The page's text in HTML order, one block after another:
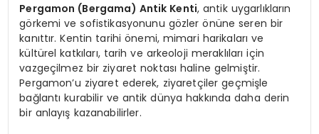
Pergamon (Bergama) Antik Kenti, antik uygarlıkların
görkemi ve sofistikasyonunu gözler önüne seren bir
kanıttır. Kentin tarihi önemi, mimari harikaları ve
kültürel katkıları, tarih ve arkeoloji meraklıları için
vazgeçilmez bir ziyaret noktası haline gelmiştir.
Pergamon’u ziyaret ederek, ziyaretçiler geçmişle
bağlantı kurabilir ve antik dünya hakkında daha derin
bir anlayış kazanabilirler.